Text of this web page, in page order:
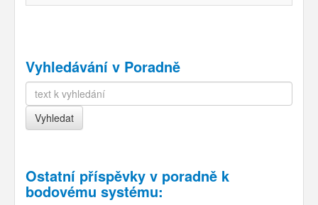
Vyhledávání v Poradně
Ostatní příspěvky v poradně k
bodovému systému: